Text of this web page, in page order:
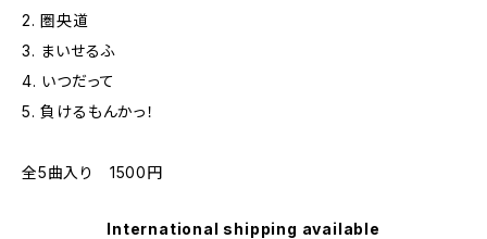
2. 圏央道
3. まいせるふ
4. いつだって
5. 負けるもんかっ！
全5曲入り 1500円
International shipping available